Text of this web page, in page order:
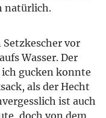
natürlich.
Setzkescher vor
Wasser. Der
gucken konnte
als der Hecht
ist auch
doch von dem